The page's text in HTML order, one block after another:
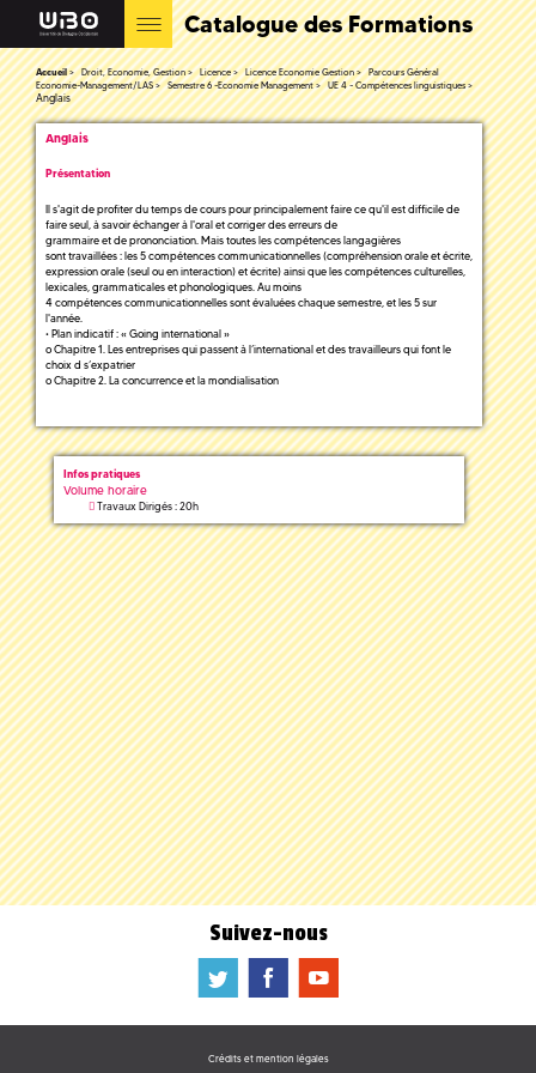
Catalogue des Formations
Accueil Droit, Economie, Gestion Licence Licence Economie Gestion
Parcours Général
Economie-Management/LAS
Semestre 6 -Economie Management UE 4 - Compétences linguistiques
Anglais
Anglais
Présentation
Il s'agit de profiter du temps de cours pour principalement faire ce qu'il est difficile de
faire seul, à savoir échanger à l'oral et corriger des erreurs de
grammaire et de prononciation. Mais toutes les compétences langagières
sont travaillées : les 5 compétences communicationnelles (compréhension orale et écrite,
expression orale (seul ou en interaction) et écrite) ainsi que les compétences culturelles,
lexicales, grammaticales et phonologiques. Au moins
4 compétences communicationnelles sont évaluées chaque semestre, et les 5 sur
l'année.
• Plan indicatif : « Going international »
o Chapitre 1. Les entreprises qui passent à l’international et des travailleurs qui font le
choix d s’expatrier
o Chapitre 2. La concurrence et la mondialisation
Infos pratiques
Volume horaire
Travaux Dirigés : 20h
Suivez-nous
a b f
Crédits et mention légales